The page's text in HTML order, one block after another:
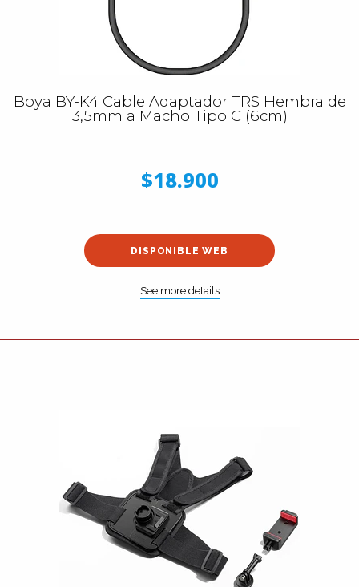
Boya BY-K4 Cable Adaptador TRS Hembra de
3,5mm a Macho Tipo C (6cm)
$18.900
DISPONIBLE WEB
See more details